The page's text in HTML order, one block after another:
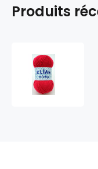
Produits